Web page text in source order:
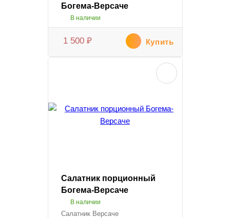
Богема-Версаче
В наличии
1 500 ₽ Купить
Салатник порционный
Богема-Версаче
В наличии
Салатник Версаче